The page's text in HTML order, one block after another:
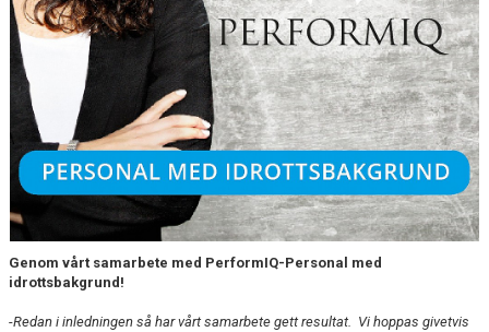
HEMMAPLANSMODELLEN
KLUBBSHOP, KANSLIET
KLUBBSHOP, HAGSÄTRA SPORT
ALLMÄNHETENS ÅKNING
FÖRSÄKRING
Genom vårt samarbete med PerformIQ-Personal med
idrottsbakgrund!
-Redan i inledningen så har vårt samarbete gett resultat. Vi hoppas givetvis